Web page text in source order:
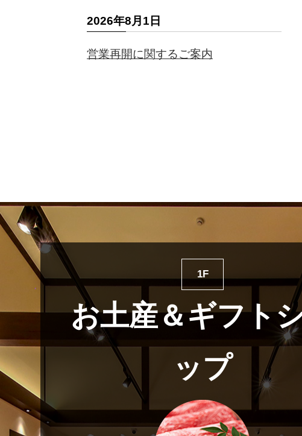
2026年8月1日
営業再開に関するご案内
1F
お土産＆ギフト
ップ